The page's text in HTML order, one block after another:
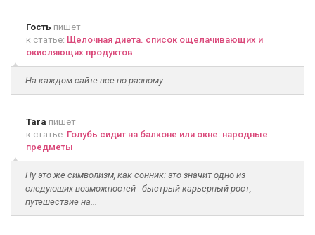
Гость пишет
к статье: Щелочная диета. список ощелачивающих и
окисляющих продуктов
На каждом сайте все по-разному....
Tara пишет
к статье: Голубь сидит на балконе или окне: народные
предметы
Ну это же символизм, как сонник: это значит одно из
следующих возможностей - быстрый карьерный рост,
путешествие на...